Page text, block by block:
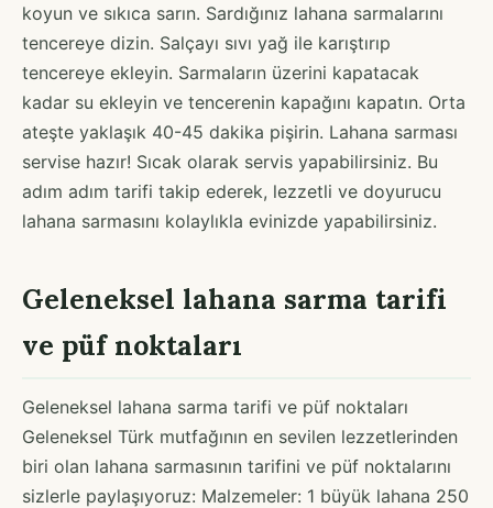
koyun ve sıkıca sarın. Sardığınız lahana sarmalarını
tencereye dizin. Salçayı sıvı yağ ile karıştırıp
tencereye ekleyin. Sarmaların üzerini kapatacak
kadar su ekleyin ve tencerenin kapağını kapatın. Orta
ateşte yaklaşık 40-45 dakika pişirin. Lahana sarması
servise hazır! Sıcak olarak servis yapabilirsiniz. Bu
adım adım tarifi takip ederek, lezzetli ve doyurucu
lahana sarmasını kolaylıkla evinizde yapabilirsiniz.
Geleneksel lahana sarma tarifi
ve püf noktaları
Geleneksel lahana sarma tarifi ve püf noktaları
Geleneksel Türk mutfağının en sevilen lezzetlerinden
biri olan lahana sarmasının tarifini ve püf noktalarını
sizlerle paylaşıyoruz: Malzemeler: 1 büyük lahana 250